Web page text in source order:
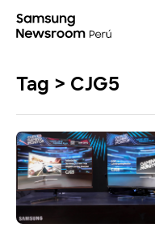
Tag > CJG5